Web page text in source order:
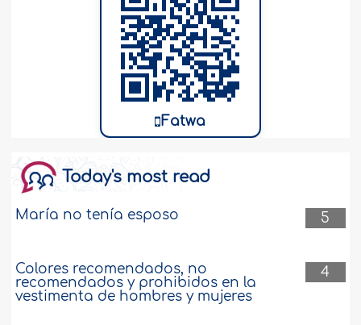
Fatwa
Today's most read
5
María no tenía esposo
4
Colores recomendados, no
recomendados y prohibidos en la
vestimenta de hombres y mujeres